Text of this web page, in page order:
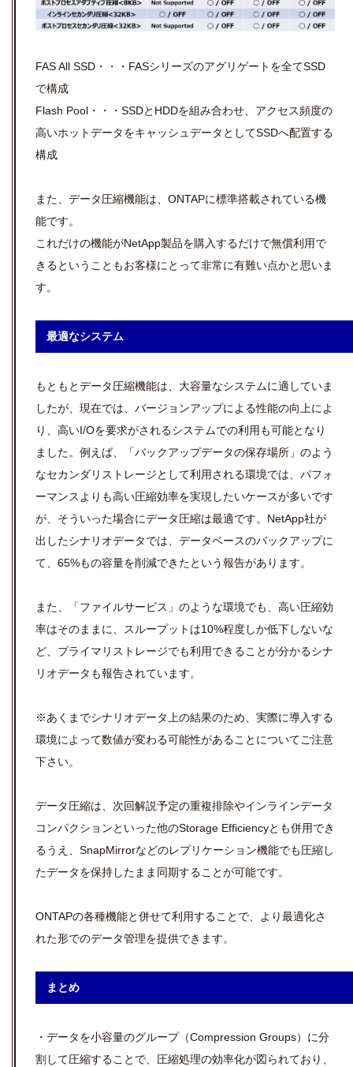
FAS All SSD・・・FASシリーズのアグリゲートを全てSSD
で構成
Flash Pool・・・SSDとHDDを組み合わせ、アクセス頻度の
高いホットデータをキャッシュデータとしてSSDへ配置する
構成
また、データ圧縮機能は、ONTAPに標準搭載されている機
能です。
これだけの機能がNetApp製品を購入するだけで無償利用で
きるということもお客様にとって非常に有難い点かと思いま
す。
最適なシステム
もともとデータ圧縮機能は、大容量なシステムに適していま
したが、現在では、バージョンアップによる性能の向上によ
り、高いI/Oを要求がされるシステムでの利用も可能となり
ました。例えば、「バックアップデータの保存場所」のよう
なセカンダリストレージとして利用される環境では、パフォ
ーマンスよりも高い圧縮効率を実現したいケースが多いです
が、そういった場合にデータ圧縮は最適です。NetApp社が
出したシナリオデータでは、データベースのバックアップに
て、65%もの容量を削減できたという報告があります。
また、「ファイルサービス」のような環境でも、高い圧縮効
率はそのままに、スループットは10%程度しか低下しないな
ど、プライマリストレージでも利用できることが分かるシナ
リオデータも報告されています。
※あくまでシナリオデータ上の結果のため、実際に導入する
環境によって数値が変わる可能性があることについてご注意
下さい。
データ圧縮は、次回解説予定の重複排除やインラインデータ
コンパクションといった他のStorage Efficiencyとも併用でき
るうえ、SnapMirrorなどのレプリケーション機能でも圧縮し
たデータを保持したまま同期することが可能です。
ONTAPの各種機能と併せて利用することで、より最適化さ
れた形でのデータ管理を提供できます。
まとめ
・データを小容量のグループ（Compression Groups）に分
割して圧縮することで、 圧縮処理の効率化が図られており、